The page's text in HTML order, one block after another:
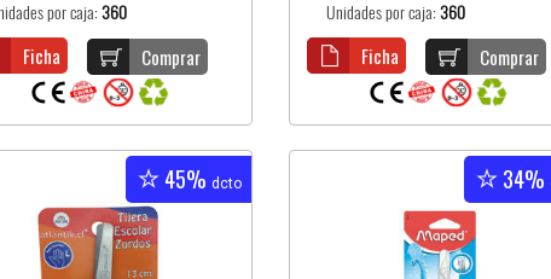
por caja:360
Comprar
Ficha
Unidades por caja: 360
Comprar
Ficha
45% dcto 34%